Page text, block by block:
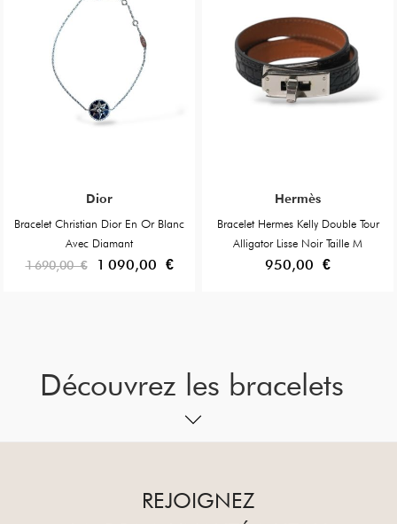
Dior
Bracelet Christian Dior En Or Blanc
Avec Diamant
1 090,00 €
1 690,00 €
Hermès
Bracelet Hermes Kelly Double Tour
Alligator Lisse Noir Taille M
950,00 €
Découvrez les bracelets
de luxe en seconde
Des créations iconiques
REJOIGNEZ